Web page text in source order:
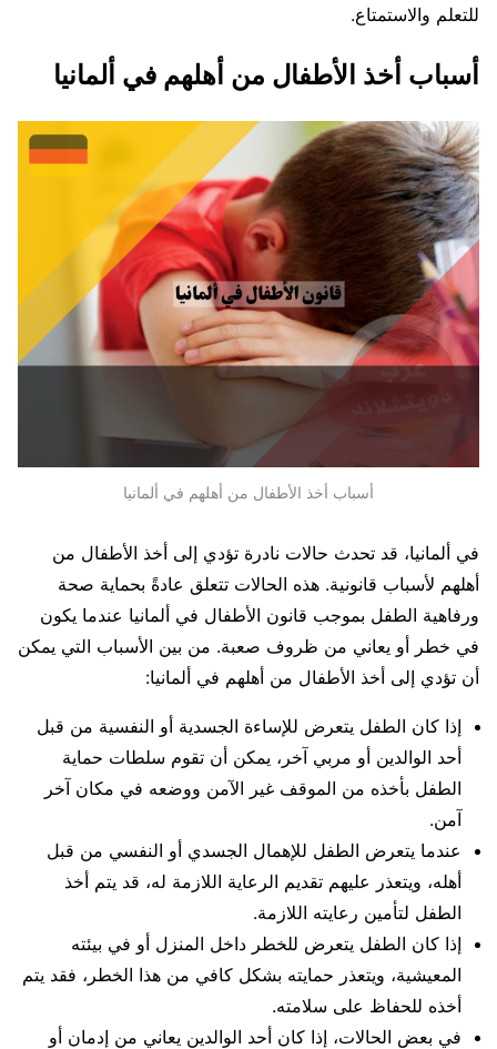
للتعلم والاستمتاع.
أسباب أخذ الأطفال من أهلهم في ألمانيا
أسباب أخذ الأطفال من أهلهم في ألمانيا
في ألمانيا، قد تحدث حالات نادرة تؤدي إلى أخذ الأطفال من
أهلهم لأسباب قانونية. هذه الحالات تتعلق عادةً بحماية صحة
ورفاهية الطفل بموجب قانون الأطفال في ألمانيا عندما يكون
في خطر أو يعاني من ظروف صعبة. من بين الأسباب التي يمكن
أن تؤدي إلى أخذ الأطفال من أهلهم في ألمانيا:
إذا كان الطفل يتعرض للإساءة الجسدية أو النفسية من قبل
أحد الوالدين أو مربي آخر، يمكن أن تقوم سلطات حماية
الطفل بأخذه من الموقف غير الآمن ووضعه في مكان آخر
آمن.
عندما يتعرض الطفل للإهمال الجسدي أو النفسي من قبل
أهله، ويتعذر عليهم تقديم الرعاية اللازمة له، قد يتم أخذ
الطفل لتأمين رعايته اللازمة.
إذا كان الطفل يتعرض للخطر داخل المنزل أو في بيئته
المعيشية، ويتعذر حمايته بشكل كافي من هذا الخطر، فقد يتم
أخذه للحفاظ على سلامته.
في بعض الحالات، إذا كان أحد الوالدين يعاني من إدمان أو